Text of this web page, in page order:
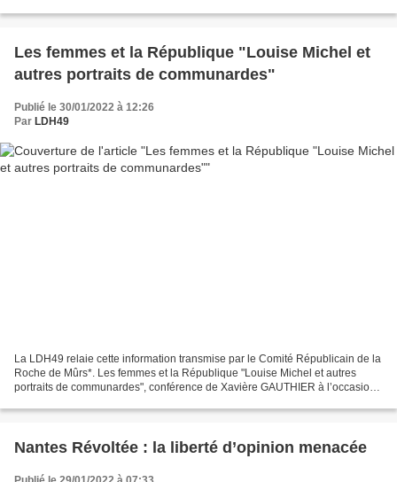
Les femmes et la République "Louise Michel et
autres portraits de communardes"
Publié le 30/01/2022 à 12:26
Par LDH49
La LDH49 relaie cette information transmise par le Comité Républicain de la
Roche de Mûrs*. Les femmes et la République "Louise Michel et autres
portraits de communardes", conférence de Xavière GAUTHIER à l’occasion
Nantes Révoltée : la liberté d’opinion menacée